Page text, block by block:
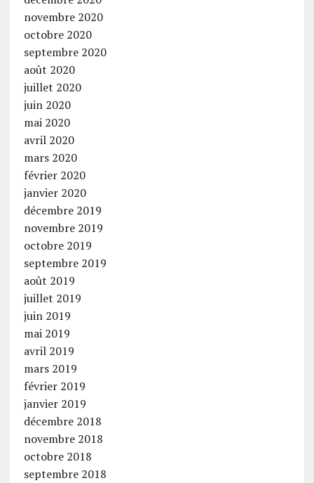
novembre 2020
octobre 2020
septembre 2020
août 2020
juillet 2020
juin 2020
mai 2020
avril 2020
mars 2020
février 2020
janvier 2020
décembre 2019
novembre 2019
octobre 2019
septembre 2019
août 2019
juillet 2019
juin 2019
mai 2019
avril 2019
mars 2019
février 2019
janvier 2019
décembre 2018
novembre 2018
octobre 2018
septembre 2018